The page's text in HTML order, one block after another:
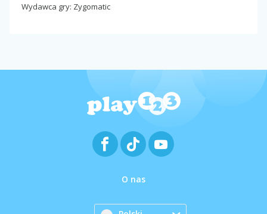
Wydawca gry: Zygomatic
O nas